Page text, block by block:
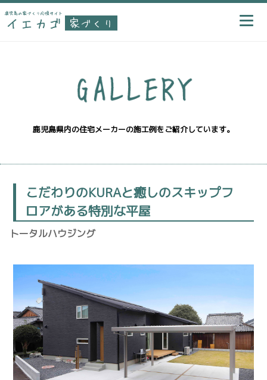
鹿児島県内の住宅メーカーの施工例をご紹介しています。
こだわりのKURAと癒しのスキップフ
ロアがある特別な平屋
トータルハウジング